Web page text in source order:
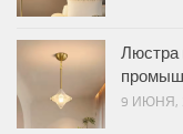
Люстра
9 ИЮНЯ,